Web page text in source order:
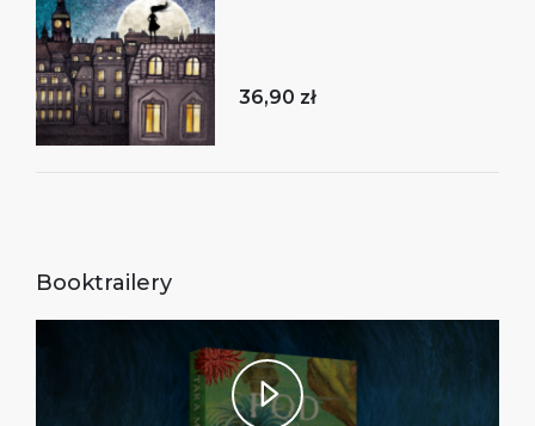
36,90 zł
Booktrailery